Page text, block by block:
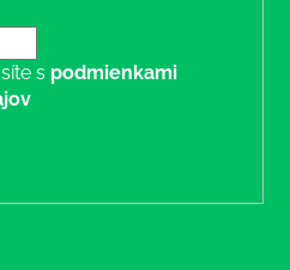
s podmienkami